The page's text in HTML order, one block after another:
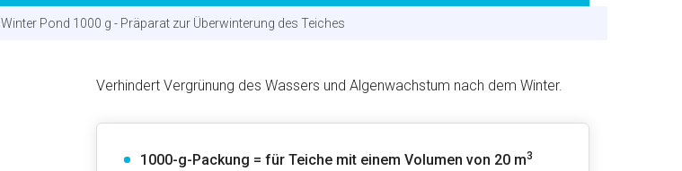
Auswahl nach
Winter Pond 1000 g - Präparat zur Überwinterung des Teiches
Verhindert Vergrünung des Wassers und Algenwachstum nach dem Winter.
1000-g-Packung = für Teiche mit einem Volumen von 20 m3